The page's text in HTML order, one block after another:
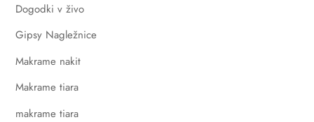
Dogodki v živo
Gipsy Nagležnice
Makrame nakit
Makrame tiara
makrame tiara